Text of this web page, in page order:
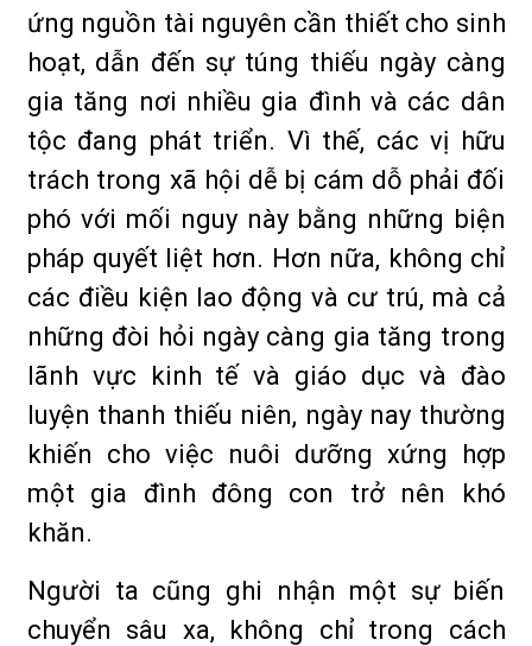
ứng nguồn tài nguyên cần thiết cho sinh
hoạt, dẫn đến sự túng thiếu ngày càng
gia tăng nơi nhiều gia đình và các dân
tộc đang phát triển. Vì thế, các vị hữu
trách trong xã hội dễ bị cám dỗ phải đối
phó với mối nguy này bằng những biện
pháp quyết liệt hơn. Hơn nữa, không chỉ
các điều kiện lao động và cư trú, mà cả
những đòi hỏi ngày càng gia tăng trong
lãnh vực kinh tế và giáo dục và đào
luyện thanh thiếu niên, ngày nay thường
khiến cho việc nuôi dưỡng xứng hợp
một gia đình đông con trở nên khó
khăn.
Người ta cũng ghi nhận một sự biến
chuyển sâu xa, không chỉ trong cách